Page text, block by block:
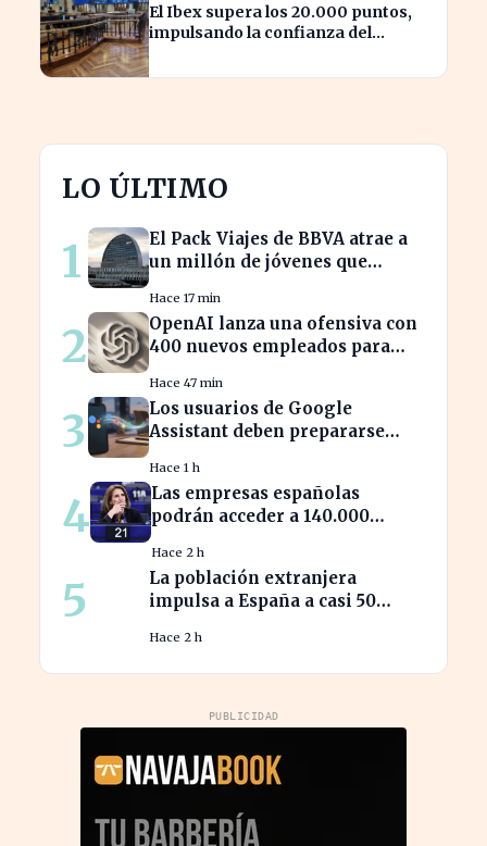
El Ibex supera los 20.000 puntos,
impulsando la confianza del
LO ÚLTIMO
1
El Pack Viajes de BBVA atrae a
un millón de jóvenes que
extranjero
Hace 17 min
2
OpenAI lanza una ofensiva con
400 nuevos empleados para
Hace 47 min
3
Los usuarios de Google
Assistant deben prepararse
sus dispositivos.
Hace 1 h
4
Las empresas españolas
podrán acceder a 140.000
transición ecológica
Hace 2 h
5
La población extranjera
impulsa a España a casi 50
cifras récord
Hace 2 h
PUBLICIDAD